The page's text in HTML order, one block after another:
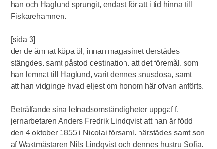
han och Haglund sprungit, endast för att i tid hinna till
Fiskarehamnen.
[sida 3]
der de ämnat köpa öl, innan magasinet derstädes
stängdes, samt påstod destination, att det föremål, som
han lemnat till Haglund, varit dennes snusdosa, samt
att han vidginge hvad eljest om honom här ofvan anförts.
Beträffande sina lefnadsomständigheter uppgaf f.
jernarbetaren Anders Fredrik Lindqvist att han är född
den 4 oktober 1855 i Nicolai församl. härstädes samt son
af Waktmästaren Nils Lindqvist och dennes hustru Sofia.